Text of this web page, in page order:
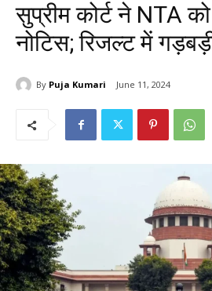
सुप्रीम कोर्ट ने NTA को
नोटिस; रिजल्ट में
By Puja Kumari June 11, 2024